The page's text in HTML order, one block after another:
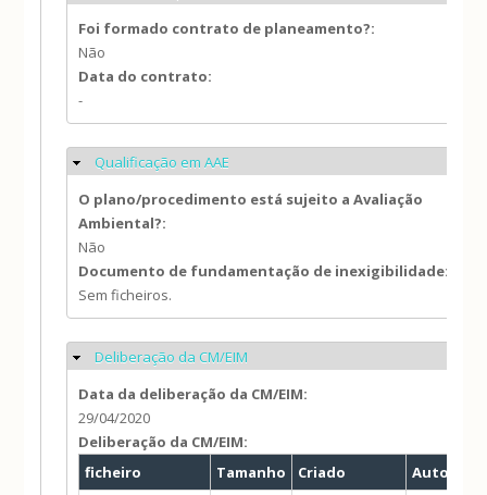
Foi formado contrato de planeamento?:
Não
Data do contrato:
-
Ocultar
Qualificação em AAE
O plano/procedimento está sujeito a Avaliação
Ambiental?:
Não
Documento de fundamentação de inexigibilidade:
Sem ficheiros.
Ocultar
Deliberação da CM/EIM
Data da deliberação da CM/EIM:
29/04/2020
Deliberação da CM/EIM:
ficheiro
Tamanho Criado Autor